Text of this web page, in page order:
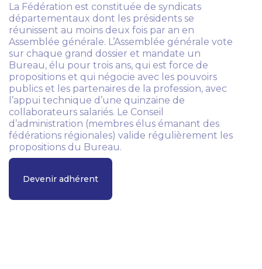
La Fédération est constituée de syndicats
départementaux dont les présidents se
réunissent au moins deux fois par an en
Assemblée générale. L’Assemblée générale vote
sur chaque grand dossier et mandate un
Bureau, élu pour trois ans, qui est force de
propositions et qui négocie avec les pouvoirs
publics et les partenaires de la profession, avec
l’appui technique d’une quinzaine de
collaborateurs salariés. Le Conseil
d’administration (membres élus émanant des
fédérations régionales) valide régulièrement les
propositions du Bureau.
Devenir adhérent